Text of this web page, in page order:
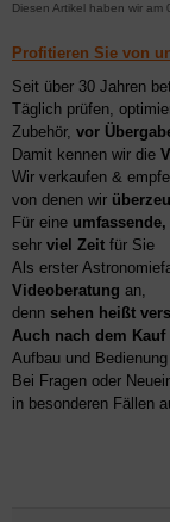
Diesen Artikel haben wir
Profitieren Sie von
Seit über 30 Jahren
Täglich prüfen,
Zubehör, vor
Damit kennen wir die
Wir verkaufen &
von denen wir
Für eine
sehr viel Zeit für Sie
Als erster
Videoberatung an,
denn sehen heißt
Auch nach dem Kauf
Aufbau und Bedienung
Bei Fragen oder
in besonderen Fällen